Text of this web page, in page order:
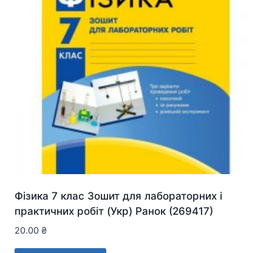
Фізика 7 клас Зошит для лабораторних і
практичних робіт (Укр) Ранок (269417)
20.00 ₴